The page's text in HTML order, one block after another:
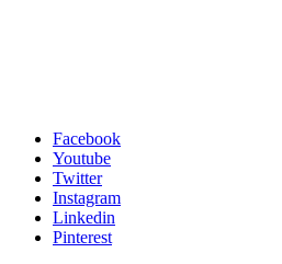
Facebook
Youtube
Twitter
Instagram
Linkedin
Pinterest